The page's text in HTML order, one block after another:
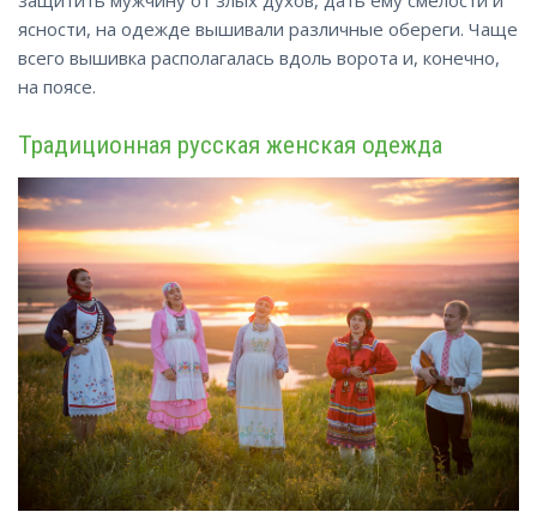
ясности, на одежде вышивали различные обереги. Чаще
всего вышивка располагалась вдоль ворота и, конечно,
на поясе.
Традиционная русская женская одежда